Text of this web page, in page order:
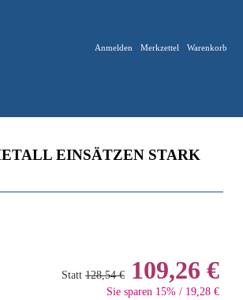
Anmelden Merkzettel Warenkorb
EINSÄTZEN STARK
Statt 128,54 € 109,26 €
Sie sparen 15% / 19,28 €